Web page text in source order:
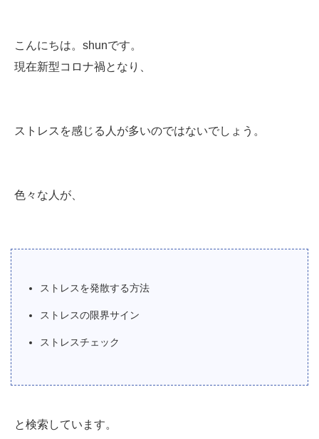
こんにちは。shunです。
現在新型コロナ禍となり、
ストレスを感じる人が多いのではないでしょう。
色々な人が、
ストレスを発散する方法
ストレスの限界サイン
ストレスチェック
と検索しています。